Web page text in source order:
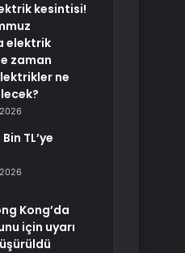
kesintisi!
elektrik
zaman
ne
TL’ye
Kong’da
için uyarı